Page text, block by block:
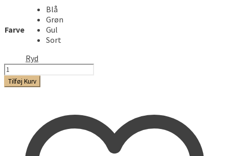
Farve
Blå
Grøn
Gul
Sort
Ryd
Silicone
Case
20700/21700
Tilføj Kurv